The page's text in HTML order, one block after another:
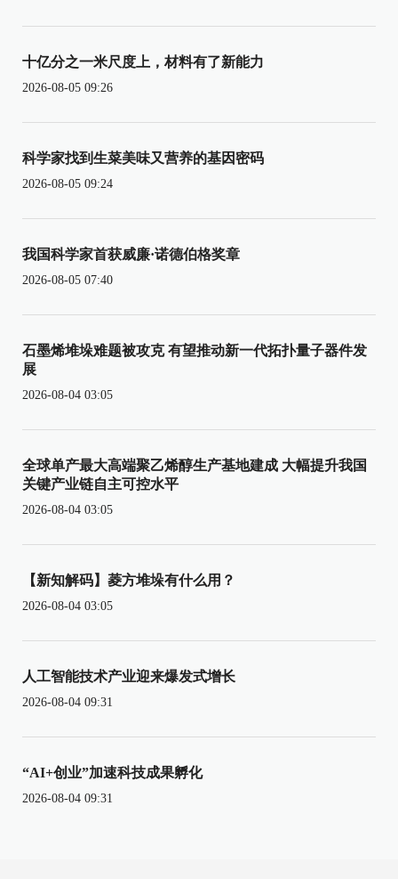
十亿分之一米尺度上，材料有了新能力
2026-08-05 09:26
科学家找到生菜美味又营养的基因密码
2026-08-05 09:24
我国科学家首获威廉·诺德伯格奖章
2026-08-05 07:40
石墨烯堆垛难题被攻克 有望推动新一代拓扑量子器件发
展
2026-08-04 03:05
全球单产最大高端聚乙烯醇生产基地建成 大幅提升我国
关键产业链自主可控水平
2026-08-04 03:05
【新知解码】菱方堆垛有什么用？
2026-08-04 03:05
人工智能技术产业迎来爆发式增长
2026-08-04 09:31
“AI+创业”加速科技成果孵化
2026-08-04 09:31